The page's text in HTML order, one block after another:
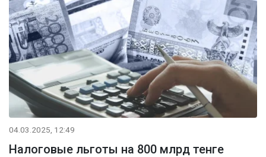
04.03.2025, 12:49
Налоговые льготы на 800 млрд тенге